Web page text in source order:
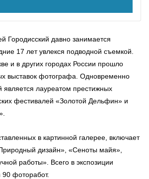
Городисский давно занимается
17 лет увлекся подводной съемкой.
и в других городах России прошло
выставок фотографа. Одновременно
является лауреатом престижных
фестивалей «Золотой Дельфин» и
в картинной галерее, включает
дизайн», «Сеноты майя»,
работы». Всего в экспозиции
90 фоторабот.